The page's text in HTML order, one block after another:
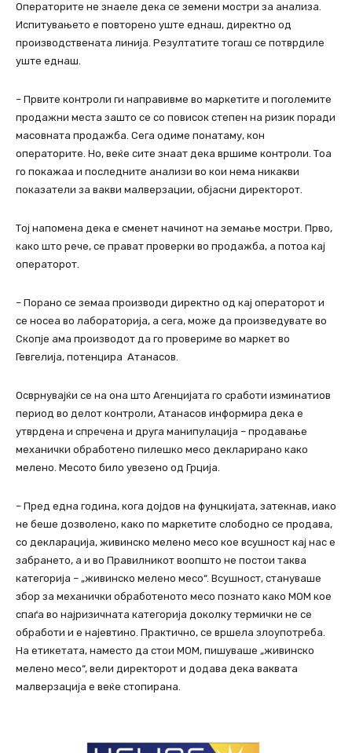
Операторите не знаеле дека се земени мостри за анализа.
Испитувањето е повторено уште еднаш, директно од
производствената линија. Резултатите тогаш се потврдиле
уште еднаш.
– Првите контроли ги направивме во маркетите и поголемите
продажни места зашто се со повисок степен на ризик поради
масовната продажба. Сега одиме понатаму, кон
операторите. Но, веќе сите знаат дека вршиме контроли. Тоа
го покажаа и последните анализи во кои нема никакви
показатели за вакви малверзации, објасни директорот.
Тој напомена дека е сменет начинот на земање мостри. Прво,
како што рече, се прават проверки во продажба, а потоа кај
операторот.
– Порано се земаа производи директно од кај операторот и
се носеа во лабораторија, а сега, може да произведувате во
Скопје ама производот да го провериме во маркет во
Гевгелија, потенцира Атанасов.
Осврнувајќи се на она што Агенцијата го сработи изминатиов
период во делот контроли, Атанасов информира дека е
утврдена и спречена и друга манипулација – продавање
механички обработено пилешко месо декларирано како
мелено. Месото било увезено од Грција.
– Пред една година, кога дојдов на фунцкијата, затекнав, иако
не беше дозволено, како по маркетите слободно се продава,
со декларација, живинско мелено месо кое всушност кај нас е
забрането, а и во Правилникот воопшто не постои таква
категорија – „живинско мелено месо“. Всушност, стануваше
збор за механички обработеното месо познато како МОМ кое
спаѓа во најризичната категорија доколку термички не се
обработи и е најевтино. Практично, се вршела злоупотреба.
На етикетата, наместо да стои МОМ, пишуваше „живинско
мелено месо“, вели директорот и додава дека ваквата
малверзација е веќе стопирана.